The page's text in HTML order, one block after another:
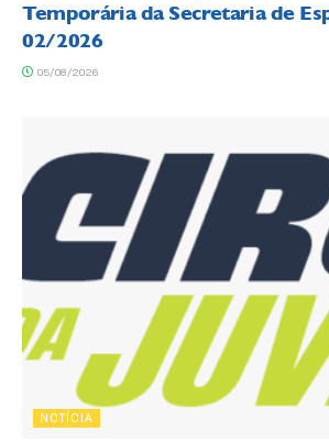
Temporária da Secretaria de
02/2026
05/08/2026
NOTÍCIA